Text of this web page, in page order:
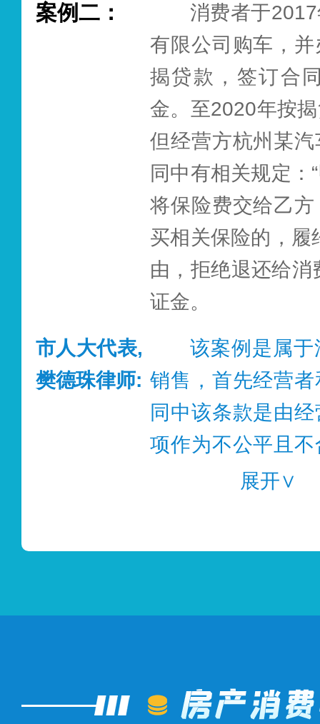
部门加强对商家
规范相应的格式
查等方式。同时
保护，选择知名
家；对长期或高
轻信商家口头承
应条款；一定要
定的时间获取相应
生争议的，由经
证责任。经营者
疵责任，应按照
退款，否则依法承
此外，该案
费，根据《浙江
法办法》第十一
定提供商品或者
求退还预付款余
失；消费者已享
者不得在消费
减。”故该公司应
服务次数。
案例二：
消费者于
有限公司购车，
揭贷款，签订合
金。至2020年按
但经营方杭州某
同中有相关规定：
将保险费交给乙
买相关保险的，履
由，拒绝退还给
证金。
市人大代表,
樊德珠律师:
该案例是属
销售，首先经营
同中该条款是由
项作为不公平且
要向消费者明示
自主选择搭配商
展开∨